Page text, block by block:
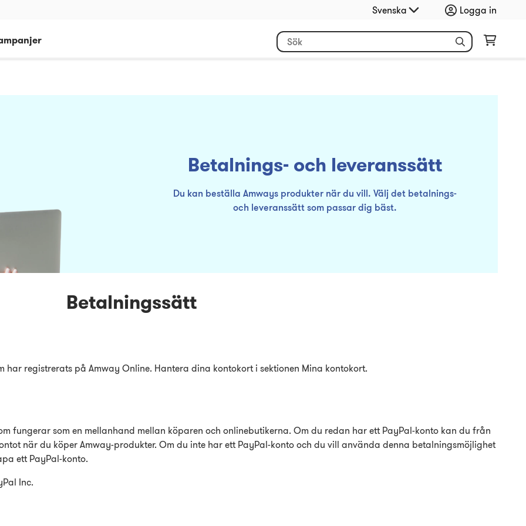
Svenska Logga in
Betalnings- och leveranssätt
Du kan beställa Amways produkter när du vill. Välj det betalnings-
och leveranssätt som passar dig bäst.
Betalningssätt
har registrerats på Amway Online. Hantera dina kontokort i sektionen Mina kontokort.
fungerar som en mellanhand mellan köparen och onlinebutikerna. Om du redan har ett PayPal-konto kan du från
när du köper Amway-produkter. Om du inte har ett PayPal-konto och du vill använda denna betalningsmöjlighet
ett PayPal-konto.
Inc.